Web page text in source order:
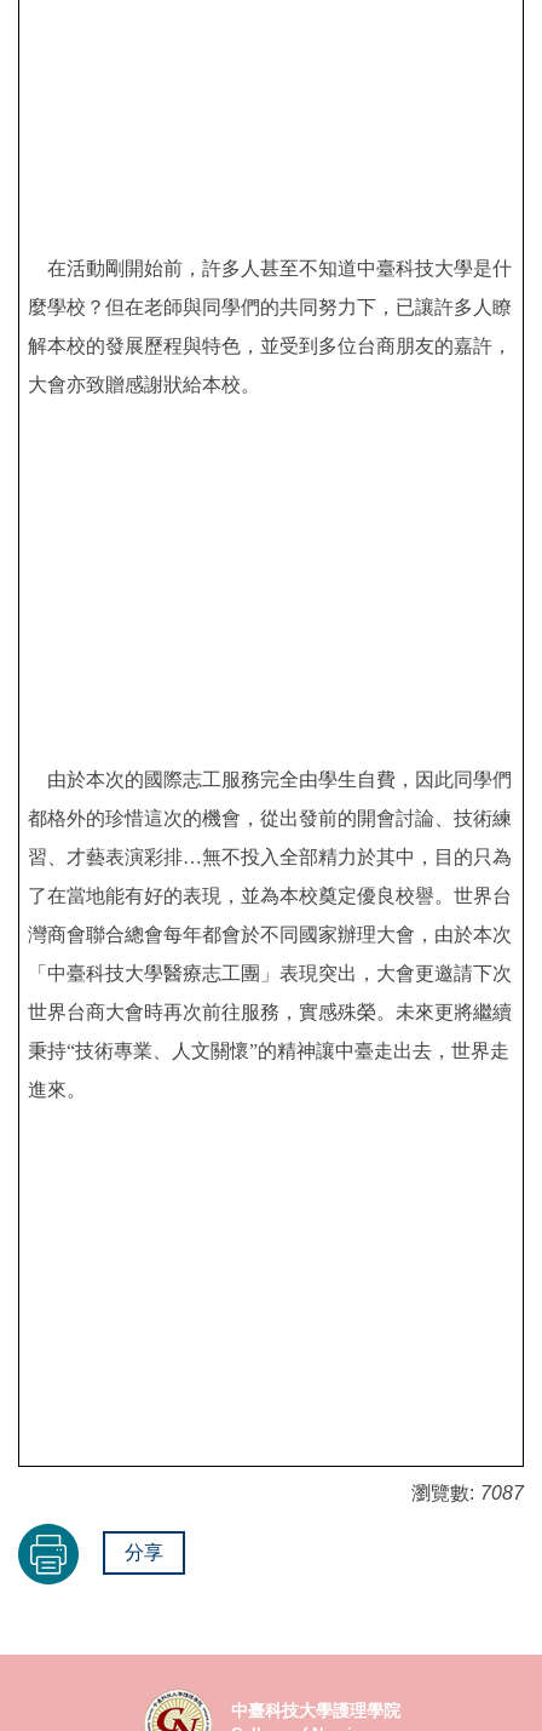
在活動剛開始前，許多人甚至不知道中臺科技大學是什
麼學校？但在老師與同學們的共同努力下，已讓許多人瞭
解本校的發展歷程與特色，並受到多位台商朋友的嘉許，
大會亦致贈感謝狀給本校。
由於本次的國際志工服務完全由學生自費，因此同學們
都格外的珍惜這次的機會，從出發前的開會討論、技術練
習、才藝表演彩排…無不投入全部精力於其中，目的只為
了在當地能有好的表現，並為本校奠定優良校譽。世界台
灣商會聯合總會每年都會於不同國家辦理大會，由於本次
「中臺科技大學醫療志工團」表現突出，大會更邀請下次
世界台商大會時再次前往服務，實感殊榮。未來更將繼續
秉持“技術專業、人文關懷”的精神讓中臺走出去，世界走
進來。
瀏覽數: 7087
分享
中臺科技大學護理學院